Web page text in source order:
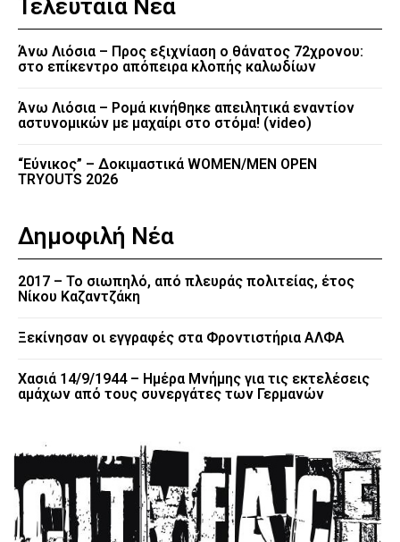
Τελευταία Νέα
Άνω Λιόσια – Προς εξιχνίαση ο θάνατος 72χρονου:
στο επίκεντρο απόπειρα κλοπής καλωδίων
Άνω Λιόσια – Ρομά κινήθηκε απειλητικά εναντίον
αστυνομικών με μαχαίρι στο στόμα! (video)
“Εύνικος” – Δοκιμαστικά WOMEN/MEN OPEN
TRYOUTS 2026
Δημοφιλή Νέα
2017 – Το σιωπηλό, από πλευράς πολιτείας, έτος
Νίκου Καζαντζάκη
Ξεκίνησαν οι εγγραφές στα Φροντιστήρια ΑΛΦΑ
Χασιά 14/9/1944 – Ημέρα Μνήμης για τις εκτελέσεις
αμάχων από τους συνεργάτες των Γερμανών